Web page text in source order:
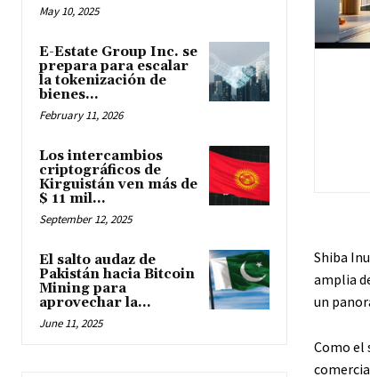
May 10, 2025
E-Estate Group Inc. se
prepara para escalar
la tokenización de
bienes...
February 11, 2026
Los intercambios
criptográficos de
Kirguistán ven más de
$ 11 mil...
September 12, 2025
El salto audaz de
Pakistán hacia Bitcoin
Mining para
aprovechar la...
June 11, 2025
Shiba
amplia
un
Como el